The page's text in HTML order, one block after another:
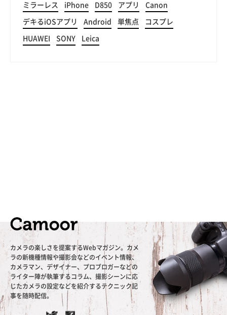
ミラーレス iPhone D850 アプリ Canon
デキるiOSアプリ Android 単焦点 コスプレ
HUAWEI SONY Leica
カメラの楽しさを提案するWebマガジン。カメ
ラの新機種情報や撮影会などのイベント情報、
カメラマン、デザイナー、プロブロガーなどの
ライター陣が執筆するコラム、撮影シーンに応
じたカメラの設定などを紹介するテクニック記
事を随時配信。